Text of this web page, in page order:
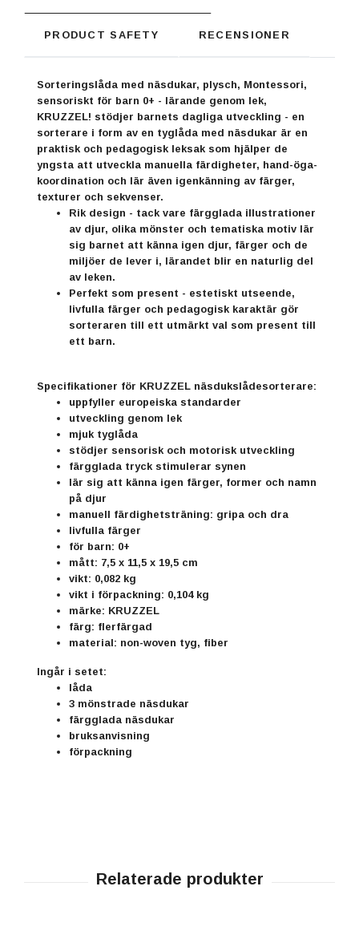
PRODUCT SAFETY RECENSIONER
Sorteringslåda med näsdukar, plysch, Montessori,
sensoriskt för barn 0+ - lärande genom lek,
KRUZZEL! stödjer barnets dagliga utveckling - en
sorterare i form av en tyglåda med näsdukar är en
praktisk och pedagogisk leksak som hjälper de
yngsta att utveckla manuella färdigheter, hand-öga-
koordination och lär även igenkänning av färger,
texturer och sekvenser.
Rik design - tack vare färgglada illustrationer
av djur, olika mönster och tematiska motiv lär
sig barnet att känna igen djur, färger och de
miljöer de lever i, lärandet blir en naturlig del
av leken.
Perfekt som present - estetiskt utseende,
livfulla färger och pedagogisk karaktär gör
sorteraren till ett utmärkt val som present till
ett barn.
Specifikationer för KRUZZEL näsdukslådesorterare:
uppfyller europeiska standarder
utveckling genom lek
mjuk tyglåda
stödjer sensorisk och motorisk utveckling
färgglada tryck stimulerar synen
lär sig att känna igen färger, former och namn
på djur
manuell färdighetsträning: gripa och dra
livfulla färger
för barn: 0+
mått: 7,5 x 11,5 x 19,5 cm
vikt: 0,082 kg
vikt i förpackning: 0,104 kg
märke: KRUZZEL
färg: flerfärgad
material: non-woven tyg, fiber
Ingår i setet:
låda
3 mönstrade näsdukar
färgglada näsdukar
bruksanvisning
förpackning